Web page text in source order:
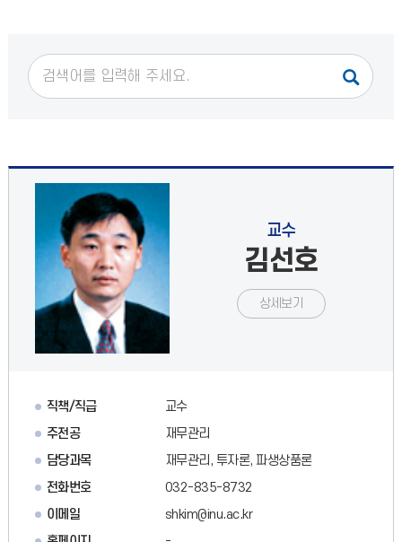
교수
김선호
상세보기
직책/직급
교수
주전공
재무관리
담당과목
재무관리, 투자론, 파생상품론
전화번호
032-835-8732
이메일
shkim@inu.ac.kr